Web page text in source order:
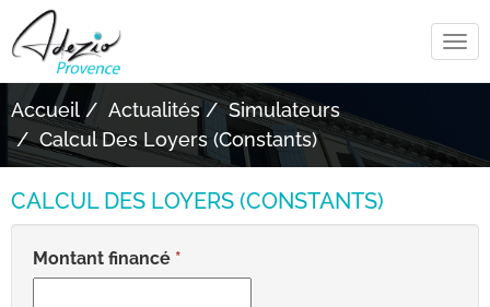
Accueil Actualités
Simulateurs
Calcul Des Loyers (constants)
CALCUL DES LOYERS (CONSTANTS)
Montant financé